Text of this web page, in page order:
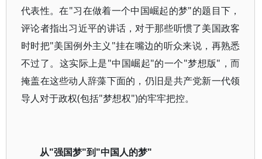
代表性。在"习在做着一个中国崛起的梦"的题目下，
评论者指出习近平的讲话，对于那些听惯了美国政客
时时把"美国例外主义"挂在嘴边的听众来说，再熟悉
不过了。这实际上是"中国崛起"的一个"梦想版"，而
掩盖在这些动人辞藻下面的，仍旧是共产党新一代领
导人对于政权(包括"梦想权")的牢牢把控。
从"强国梦"到"中国人的梦"